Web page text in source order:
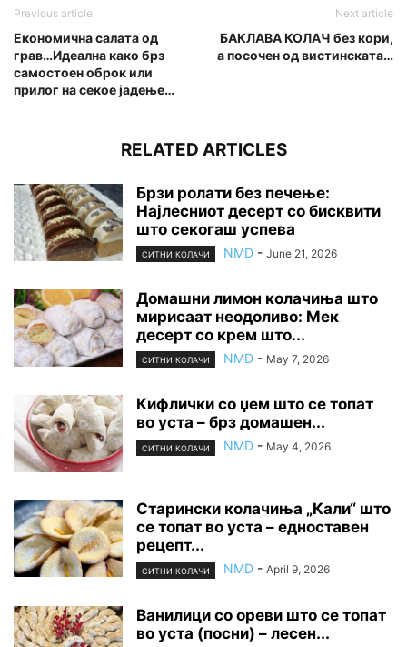
Previous article
Економична салата од
грав…Идеална како брз
самостоен оброк или
прилог на секое јадење…
Next article
БАКЛАВА КОЛАЧ без кори,
а посочен од вистинската…
RELATED ARTICLES
Брзи ролати без печење:
Најлесниот десерт со бисквити
што секогаш успева
СИТНИ КОЛАЧИ NMD - June 21, 2026
Домашни лимон колачиња што
мирисаат неодоливо: Мек
десерт со крем што...
СИТНИ КОЛАЧИ NMD - May 7, 2026
Кифлички со џем што се топат
во уста – брз домашен...
СИТНИ КОЛАЧИ NMD - May 4, 2026
Старински колачиња „Кали“ што
се топат во уста – едноставен
рецепт...
СИТНИ КОЛАЧИ NMD - April 9, 2026
Ванилици со ореви што се топат
во уста (посни) – лесен...